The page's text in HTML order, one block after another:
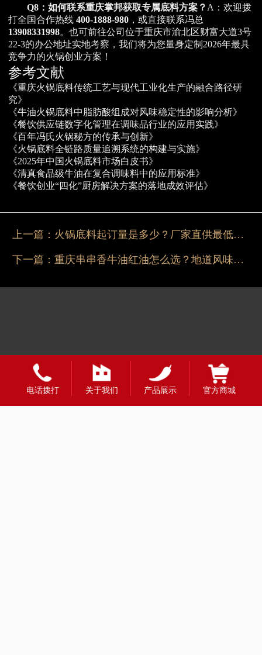
Q8：如何联系重庆掌邦获取专属底料方案？ A：欢迎拨
打全国合作热线 400-1888-980 ，或直接联系冯总
13908331998。也可前往公司位于重庆市渝北区财富大道3号
22-3的办公地址实地考察，我们将为您量身定制2026年最具
竞争力的火锅创业方案！
参考文献
《重庆火锅底料传统工艺与现代工业化生产的融合路径研
究》
《牛油火锅底料中脂肪酸组成对风味稳定性的影响分析》
《餐饮供应链数字化管理在调味品行业的应用实践》
《百年冯氏火锅秘方的传承与创新》
《火锅底料全链路质量追溯系统的构建与实施》
《2025年中国火锅底料市场白皮书》
《清真食品级牛油在复合调味料中的应用标准》
《餐饮创业“四化”厨房解决方案的落地成效评估》
上一篇： 火锅底料起订量是多少？厂家直供最低门槛详解
下一篇： 重庆串串香牛油红油怎么选？地道风味全解析
友情链接：
电话拨打 关于我们 产品展示 官方商城